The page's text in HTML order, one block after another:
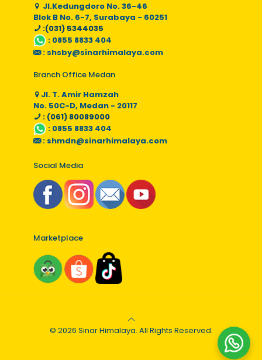
Jl.Kedungdoro No. 36-46
Blok B No. 6-7, Surabaya - 60251
:(031) 5344035
: 0855 8833 404
: shsby@sinarhimalaya.com
Branch Office Medan
Jl. T. Amir Hamzah
No. 50C-D, Medan - 20117
: (061) 80089000
: 0855 8833 404
: shmdn@sinarhimalaya.com
Social Media
Marketplace
© 2026 Sinar Himalaya. All Rights Reserved.